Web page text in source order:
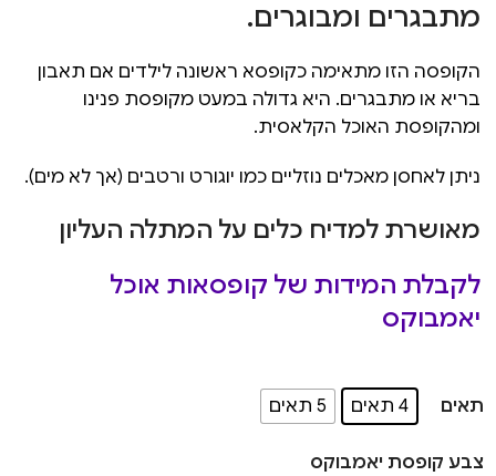
מתבגרים ומבוגרים.
הקופסה הזו מתאימה כקופסא ראשונה לילדים אם תאבון
בריא או מתבגרים. היא גדולה במעט מקופסת פנינו
ומהקופסת האוכל הקלאסית.
ניתן לאחסן מאכלים נוזליים כמו יוגורט ורטבים (אך לא מים).
מאושרת למדיח כלים על המתלה העליון
לקבלת המידות של קופסאות אוכל
יאמבוקס
תאים 4 תאים 5 תאים
צבע קופסת יאמבוקס